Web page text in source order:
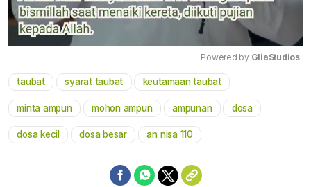
Powered by GliaStudios
taubat syarat taubat keutamaan taubat
minta ampun mohon ampun ampunan dosa
dosa kecil dosa besar an nisa 110